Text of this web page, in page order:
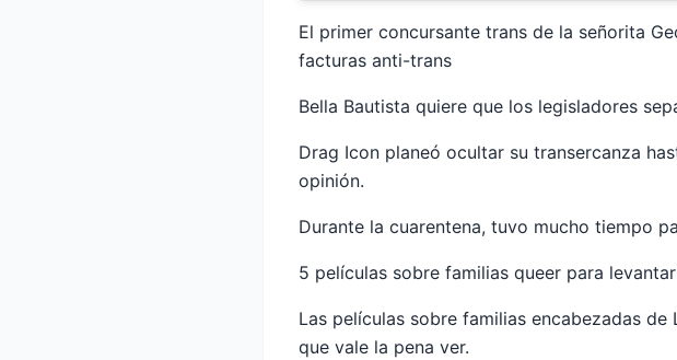
El primer concursante trans de la señorita
facturas anti-trans
Bella Bautista quiere que los legisladores
Drag Icon planeó ocultar su transercanza
opinión.
Durante la cuarentena, tuvo mucho tiempo
5 películas sobre familias queer para
Las películas sobre familias encabezadas
que vale la pena ver.